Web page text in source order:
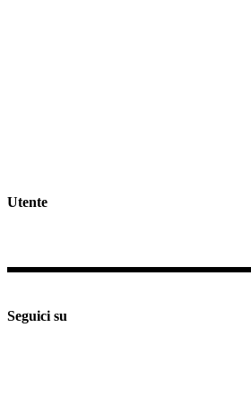
Utente
Seguici su